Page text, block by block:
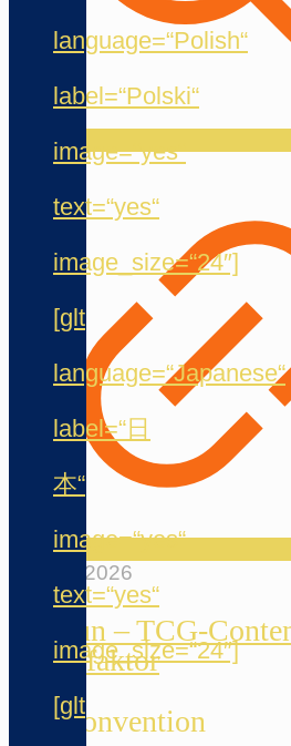
language=“Polish“
label=“Polski“
image=“yes“
text=“yes“
image_size=“24″]
[glt
language=“Japanese“
label=“日
本“
image=“yes“
text=“yes“
image_size=“24″]
[glt
12. Mai 2026
Reelfun – TCG-
Chaosfaktor
Die Convention